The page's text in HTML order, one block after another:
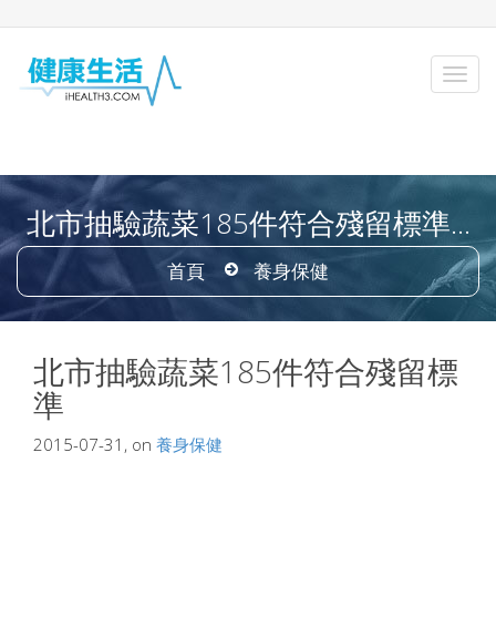
北市抽驗蔬菜185件符合殘留標準...
首頁 養身保健
北市抽驗蔬菜185件符合殘留標
準
2015-07-31, on 養身保健